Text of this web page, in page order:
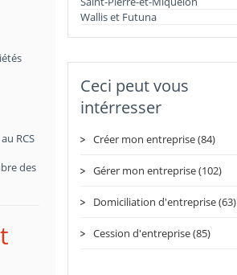
RCS
des
Wallis et Futuna
Ceci peut vous
intérresser
Créer mon entreprise (84)
Gérer mon entreprise (102)
Domiciliation d'entreprise (63)
Cession d'entreprise (85)